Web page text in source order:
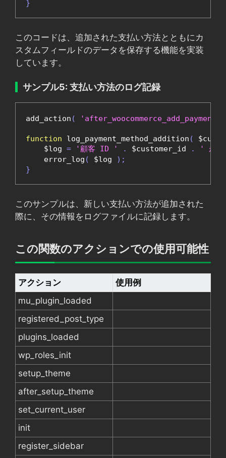
}
このコードは、追加された支払い方法とともにカ
スタムフィールドのデータを保存する機能を実装
しています。
サンプル5: 支払い方法のログ記録
add_action (
function log_payment_method_addition (
    $log
= '顧客 ID ' . $customer_id .
' が新
    error_log
( $log
);
}
このサンプルは、新しい支払い方法が追加された
際に、その情報をログファイルに記録します。
この関数のアクションでの使用可能性
アクション
使用例
mu_plugin_loaded
registered_post_type
plugins_loaded
wp_roles_init
setup_theme
after_setup_theme
set_current_user
init
register_sidebar